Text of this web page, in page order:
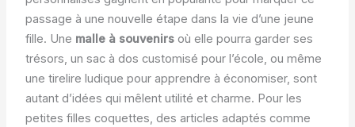
passage à une nouvelle étape dans la vie d’une jeune
fille. Une malle à souvenirsoù elle pourra garder ses
trésors, un sac à dos customisé pour l’école, ou même
une tirelire ludique pour apprendre à économiser, sont
autant d’idées qui mêlent utilité et charme. Pour les
petites filles coquettes, des articles adaptés comme